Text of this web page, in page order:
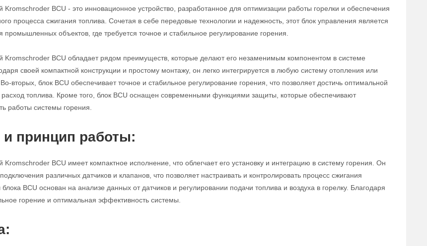
Kromschroder BCU - это инновационное устройство, разработанное для оптимизации работы горелки и обеспечения
процесса сжигания топлива. Сочетая в себе передовые технологии и надежность, этот блок управления является
объектов, где требуется точное и стабильное регулирование горения.
Kromschroder BCU обладает рядом преимуществ, которые делают его незаменимым компонентом в системе
своей компактной конструкции и простому монтажу, он легко интегрируется в любую систему отопления или
вторых, блок BCU обеспечивает точное и стабильное регулирование горения, что позволяет достичь оптимальной
расход топлива. Кроме того, блок BCU оснащен современными функциями защиты, которые обеспечивают
работы системы горения.
принцип работы:
Kromschroder BCU имеет компактное исполнение, что облегчает его установку и интеграцию в систему горения. Он
различных датчиков и клапанов, что позволяет настраивать и контролировать процесс сжигания
BCU основан на анализе данных от датчиков и регулировании подачи топлива и воздуха в горелку. Благодаря
горение и оптимальная эффективность системы.